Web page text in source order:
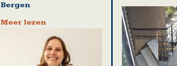
Bergen
Meer lezen